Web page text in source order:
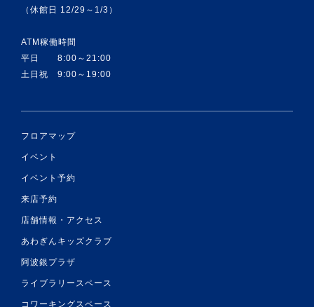
（休館日 12/29～1/3）
ATM稼働時間
平日 8:00～21:00
土日祝 9:00～19:00
フロアマップ
イベント
イベント予約
来店予約
店舗情報・アクセス
あわぎんキッズクラブ
阿波銀プラザ
ライブラリースペース
コワーキングスペース